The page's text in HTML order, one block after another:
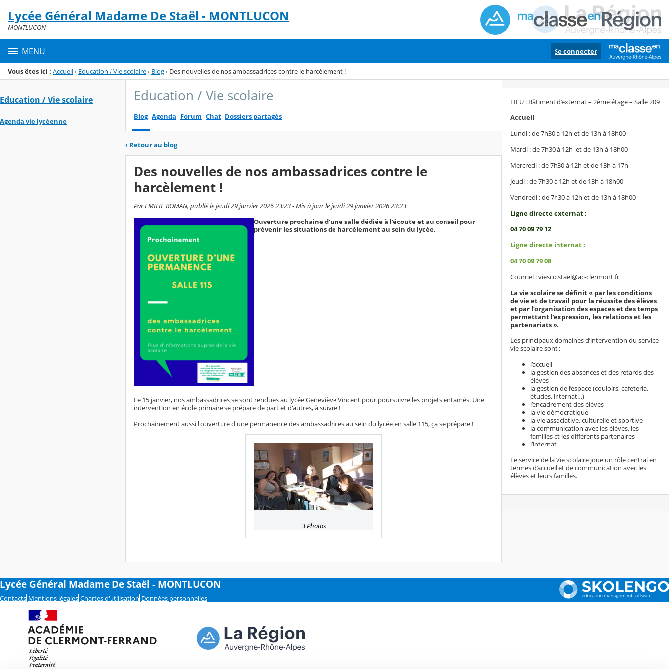
Menu de la rubrique
Contenu
Lycée Général Madame De Staël - MONTLUCON
MONTLUCON
MENU Se connecter
Vous êtes ici : Accueil› Education / Vie scolaire› Blog› Des nouvelles de nos ambassadrices contre le harcèlement !
Education / Vie scolaire
Agenda vie lycéenne
Education / Vie scolaire
Blog Agenda Forum Chat Dossiers partagés
‹ Retour au blog
Des nouvelles de nos ambassadrices contre le
harcèlement !
Par EMILIE ROMAN, publié le jeudi 29 janvier 2026 23:23 - Mis à jour le jeudi 29 janvier 2026 23:23
Ouverture prochaine d'une salle dédiée à l'écoute et au conseil pour
prévenir les situations de harcèlement au sein du lycée.
Le 15 janvier, nos ambassadrices se sont rendues au lycée Geneviève Vincent pour poursuivre les projets entamés. Une
intervention en école primaire se prépare de part et d'autres, à suivre !
Prochainement aussi l'ouverture d'une permanence des ambassadrices au sein du lycée en salle 115, ça se prépare !
3 Photos
LIEU : Bâtiment d’externat – 2ème étage – Salle 209
Accueil
Lundi : de 7h30 à 12h et de 13h à 18h00
Mardi : de 7h30 à 12h et de 13h à 18h00
Mercredi : de 7h30 à 12h et de 13h à 17h
Jeudi : de 7h30 à 12h et de 13h à 18h00
Vendredi : de 7h30 à 12h et de 13h à 18h00
Ligne directe externat :
04 70 09 79 12
Ligne directe internat :
04 70 09 79 08
Courriel : viesco.stael@ac-clermont.fr
La vie scolaire se définit « par les conditions
de vie et de travail pour la réussite des élèves
et par l’organisation des espaces et des temps
permettant l’expression, les relations et les
partenariats ».
Les principaux domaines d’intervention du service
vie scolaire sont :
l’accueil
la gestion des absences et des retards des
élèves
la gestion de l’espace (couloirs, cafeteria,
études, internat…)
l’encadrement des élèves
la vie démocratique
la vie associative, culturelle et sportive
la communication avec les élèves, les
familles et les différents partenaires
l’internat
Le service de la Vie scolaire joue un rôle central en
termes d’accueil et de communication avec les
élèves et leurs familles.
Lycée Général Madame De Staël - MONTLUCON
Contacts Mentions légales Chartes d'utilisation Données personnelles